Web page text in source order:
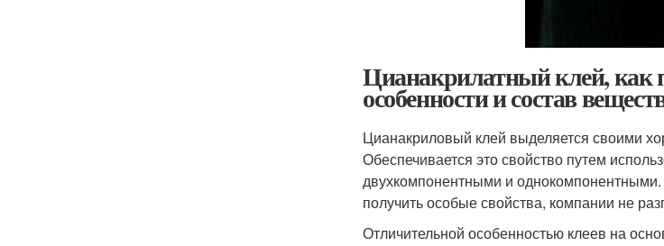
Цианакрилатный клей, как
особенности и состав
Цианакриловый клей выделяется своими
Обеспечивается это свойство путем
двухкомпонентными и
получить особые свойства, компании не
Отличительной особенностью клеев на